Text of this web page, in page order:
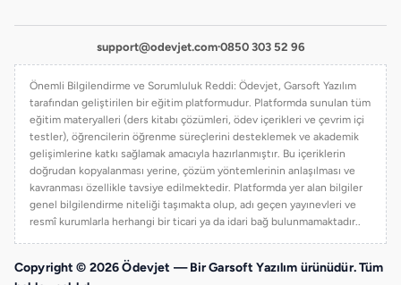
support@odevjet.com·0850 303 52 96
Önemli Bilgilendirme ve Sorumluluk Reddi: Ödevjet, Garsoft Yazılım
tarafından geliştirilen bir eğitim platformudur. Platformda sunulan tüm
eğitim materyalleri (ders kitabı çözümleri, ödev içerikleri ve çevrim içi
testler), öğrencilerin öğrenme süreçlerini desteklemek ve akademik
gelişimlerine katkı sağlamak amacıyla hazırlanmıştır. Bu içeriklerin
doğrudan kopyalanması yerine, çözüm yöntemlerinin anlaşılması ve
kavranması özellikle tavsiye edilmektedir. Platformda yer alan bilgiler
genel bilgilendirme niteliği taşımakta olup, adı geçen yayınevleri ve
resmî kurumlarla herhangi bir ticari ya da idari bağ bulunmamaktadır..
Copyright © 2026 Ödevjet — Bir Garsoft Yazılım ürünüdür. Tüm